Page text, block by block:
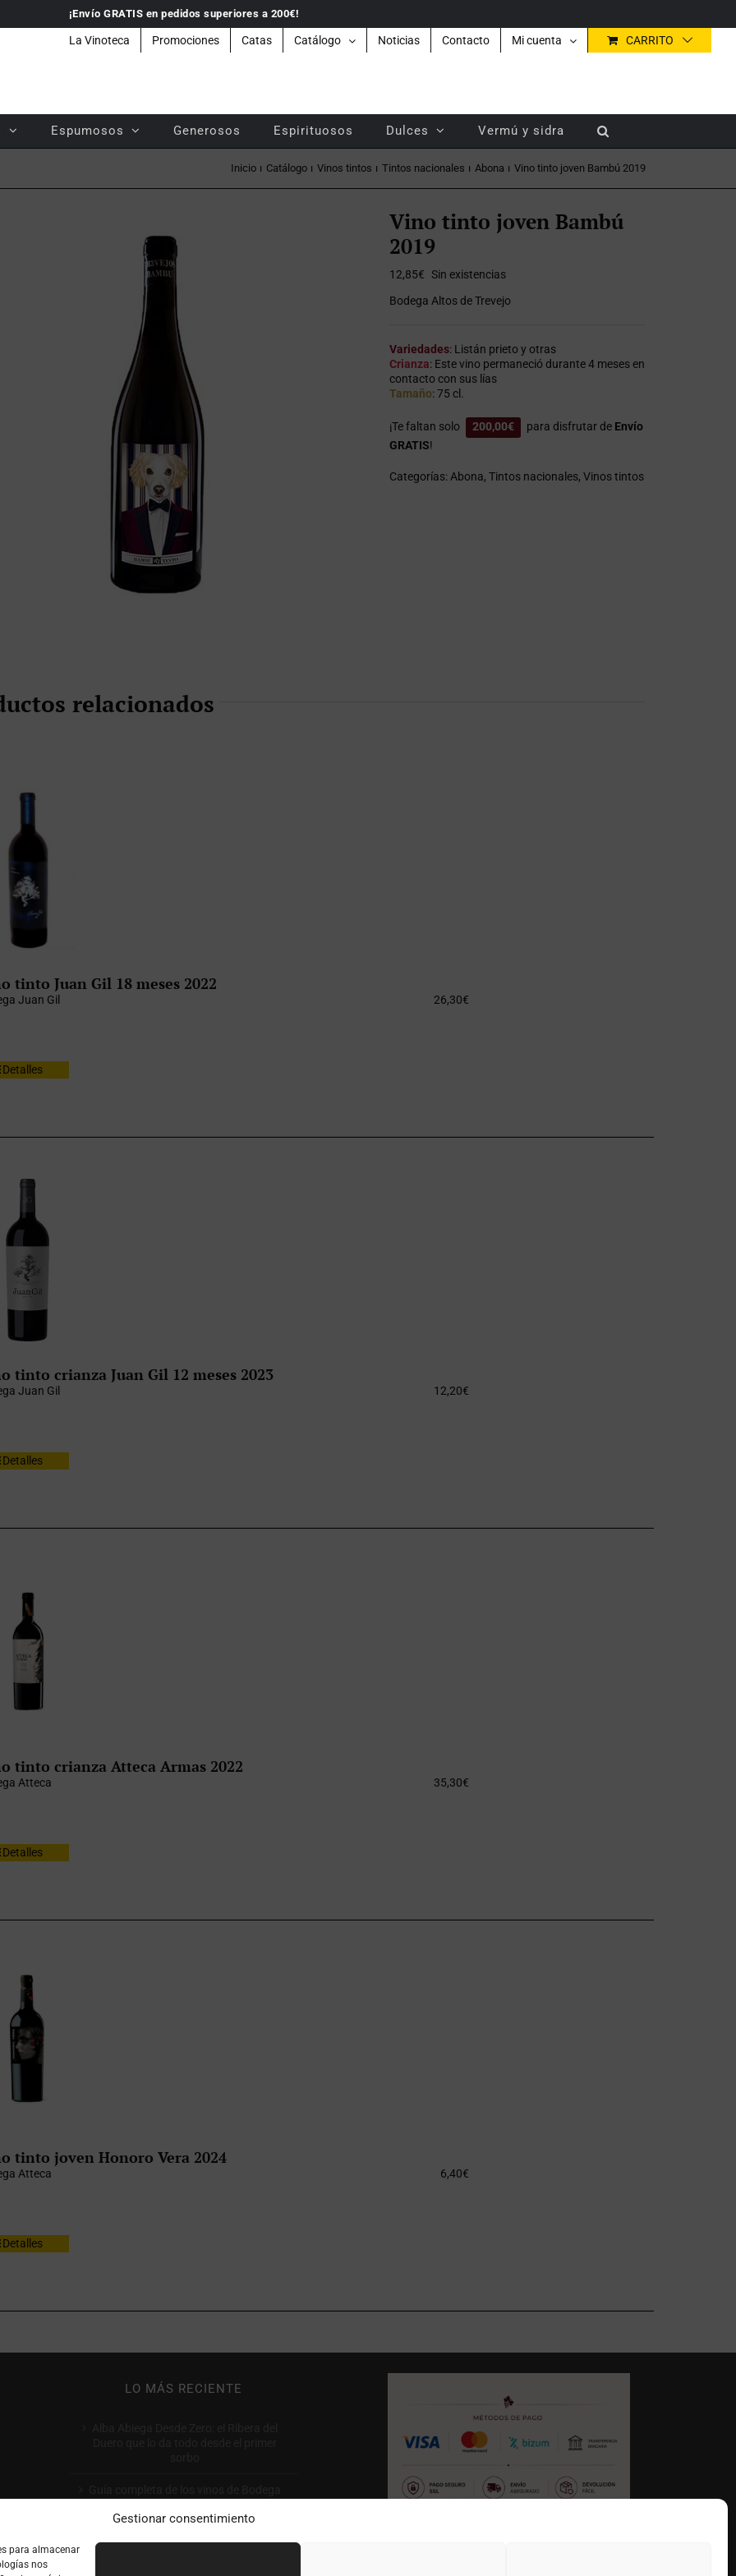
Gestionar consentimiento
para almacenar
nos
¡Envío GRATIS en pedidos superiores a 200€!
La Vinoteca Promociones Catas Catálogo Noticias Contacto Mi cuenta CARRITO
Espumosos Generosos Espirituosos Dulces Vermú y sidra
Inicio Catálogo Vinos tintos Tintos nacionales Abona Vino tinto joven Bambú 2019
Vino tinto joven Bambú
2019
12,85€ Sin existencias
Bodega Altos de Trevejo
Variedades: Listán prieto y otras
Crianza: Este vino permaneció durante 4 meses en
contacto con sus lías
Tamaño: 75 cl.
¡Te faltan solo 200,00€ para disfrutar de Envío
GRATIS!
Categorías: Abona,Tintos nacionales,Vinos tintos
relacionados
tinto Juan Gil 18 meses 2022
Juan Gil 26,30€
Detalles
tinto crianza Juan Gil 12 meses 2023
Juan Gil 12,20€
Detalles
tinto crianza Atteca Armas 2022
Atteca 35,30€
Detalles
tinto joven Honoro Vera 2024
Atteca 6,40€
Detalles
LO MÁS RECIENTE